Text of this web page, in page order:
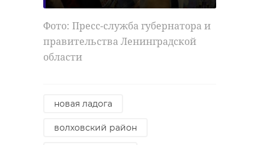
Фото: Пресс-служба губернатора и
правительства Ленинградской
области
новая ладога
волховский район
Поделиться статьей: